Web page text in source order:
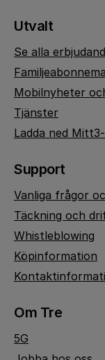
Utvalt
Se alla
Mobilnyheter
Tjänster
Ladda ned
Support
Vanliga frågor
Täckning och
Whistleblowing
Köpinformation
Om Tre
5G